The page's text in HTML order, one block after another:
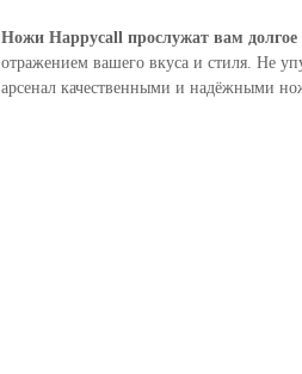
Ножи Happycall прослужат вам долгое
отражением вашего вкуса и стиля. Не
арсенал качественными и надёжными